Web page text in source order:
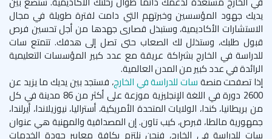
يديك جهود المؤسسين وخبرتهم التي دامت لفترة طويلة في مجال
الاستشارات الأكاديمية، وستبذل قصارى جهدها من أجل تحسين فرص
قبول طلبك، وستذلل لك الصعاب حتى تصل إلى هدفك. تتمتع سات
للدراسة في الخارج بشراكة عريقة مع عدد كبير المؤسسات التعليمية
الرائدة في عدد كبير من المدن العالمية.
إذا تصفحت منصةسات للدراسة في الخارج، فستجد بين يديك ما يزيد عن
2600 دورة في اللغة الإنجليزية موزعة على أكثر من 86 مدينة في كل
من بريطانيا، كندا، الولايات المتحدة الأمريكية، أستراليا، نيوزيلاندا، أيرلندا،
جمهورية مالطا، قبرص، كيب تاون. إن المصداقية والمهنية هي عنوان
سات للدراسة في الخارج، فنحن نلتزم بكافة معايير جودة الخدمات